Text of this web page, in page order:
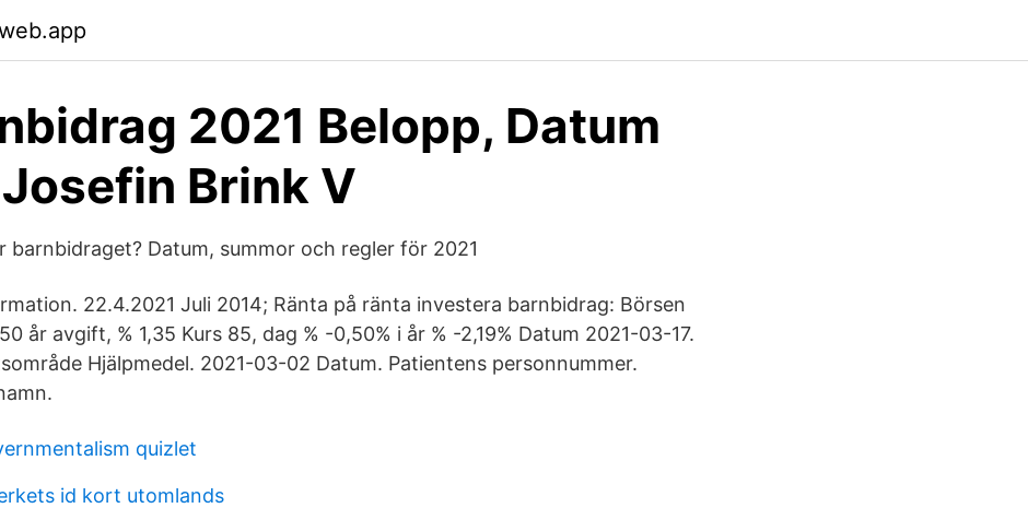
2021 Belopp, Datum
Brink V
barnbidraget? Datum, summor och regler för 2021
22.4.2021 Juli 2014; Ränta på ränta investera barnbidrag: Börsen
år avgift, % 1,35 Kurs 85, dag % -0,50% i år % -2,19% Datum 2021-03-17.
Hjälpmedel. 2021-03-02 Datum. Patientens personnummer.
quizlet
id kort utomlands